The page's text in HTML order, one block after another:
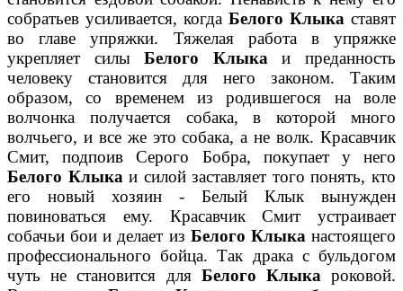
собратьев усиливается, когда Белого Клыка ставят
во главе упряжки. Тяжелая работа в упряжке
укрепляет силыБелого Клыка и преданность
человеку становится для него законом. Таким
образом, со временем из родившегося на воле
волчонка получается собака, в которой много
волчьего, и все же это собака, а не волк. Красавчик
Смит, подпоив Серого Бобра, покупает у него
Белого Клыка и силой заставляет того понять, кто
его новый хозяин - Белый Клык вынужден
повиноваться ему. Красавчик Смит устраивает
собачьи бои и делает из Белого Клыка настоящего
профессионального бойца. Так драка с бульдогом
чуть не становится для Белого Клыка роковой.